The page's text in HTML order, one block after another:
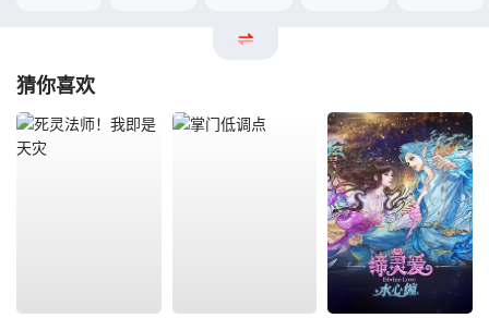
猜你喜欢